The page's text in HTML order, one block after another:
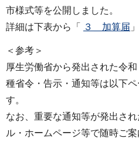
市様式等を公開しました。
詳細は下表から「
３＿加算届
＜参考＞
厚生労働省から発出された令
種省令・告示・通知等は以下
す。
なお、重要な通知等が発出さ
ル・ホームページ等で随時ご案